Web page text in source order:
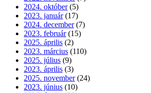
2024. október (5)
2023. január (17)
2024. december (7)
2023. február (15)
2025. április (2)
2023. március (110)
2025. július (9)
2023. április (3)
2025. november (24)
2023. június (10)